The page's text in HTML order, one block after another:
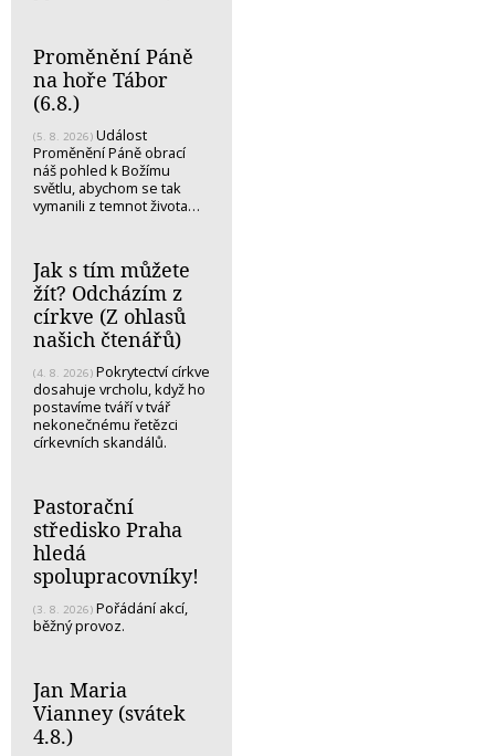
Proměnění Páně
na hoře Tábor
(6.8.)
(5. 8. 2026) Událost
Proměnění Páně obrací
náš pohled k Božímu
světlu, abychom se tak
vymanili z temnot života…
Jak s tím můžete
žít? Odcházím z
církve (Z ohlasů
našich čtenářů)
(4. 8. 2026) Pokrytectví církve
dosahuje vrcholu, když ho
postavíme tváří v tvář
nekonečnému řetězci
církevních skandálů.
Pastorační
středisko Praha
hledá
spolupracovníky!
(3. 8. 2026) Pořádání akcí,
běžný provoz.
Jan Maria
Vianney (svátek
4.8.)